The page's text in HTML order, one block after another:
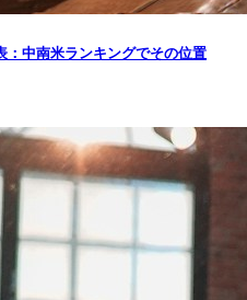
：中南米ランキングでその位置